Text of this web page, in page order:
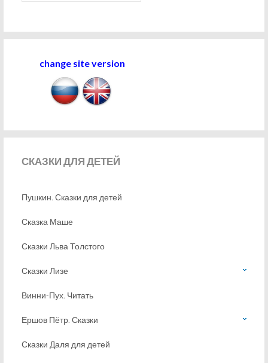
change site version
СКАЗКИДЛЯ ДЕТЕЙ
Пушкин. Сказки для детей
Сказка Маше
Сказки Льва Толстого
Сказки Лизе
Винни-Пух. Читать
Ершов Пётр. Сказки
Сказки Даля для детей